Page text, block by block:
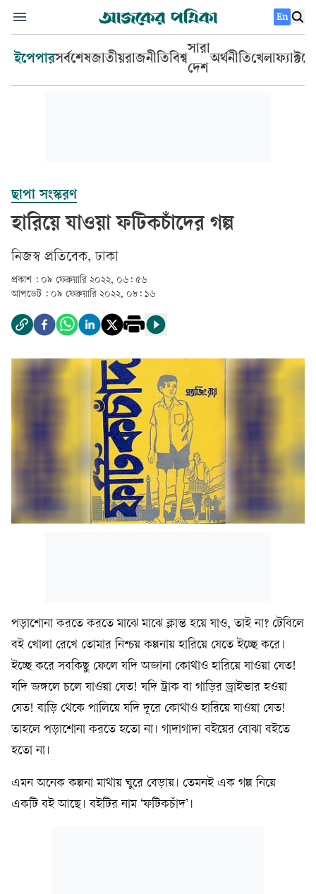
En
ইপেপারসর্বশেষজাতীয়রাজনীতিবিশ্ব
সারা
দেশ
অর্থনীতিখেলা
ছাপা সংস্করণ
হারিয়ে যাওয়া ফটিকচাঁদের গল্প
নিজস্ব প্রতিবেক, ঢাকা
প্রকাশ : ০৯ ফেব্রুয়ারি ২০২২, ০৬: ৫৬
আপডেট : ০৯ ফেব্রুয়ারি ২০২২, ০৮: ১৬
পড়াশোনা করতে করতে মাঝে মাঝে ক্লান্ত হয়ে যাও, তাই না? টেবিলে
বই খোলা রেখে তোমার নিশ্চয় কল্পনায় হারিয়ে যেতে ইচ্ছে করে।
ইচ্ছে করে সবকিছু ফেলে যদি অজানা কোথাও হারিয়ে যাওয়া যেত!
যদি জঙ্গলে চলে যাওয়া যেত! যদি ট্রাক বা গাড়ির ড্রাইভার হওয়া
যেত! বাড়ি থেকে পালিয়ে যদি দূরে কোথাও হারিয়ে যাওয়া যেত!
তাহলে পড়াশোনা করতে হতো না। গাদাগাদা বইয়ের বোঝা বইতে
হতো না।
এমন অনেক কল্পনা মাথায় ঘুরে বেড়ায়। তেমনই এক গল্প নিয়ে
একটি বই আছে। বইটির নাম ‘ফটিকচাঁদ’।